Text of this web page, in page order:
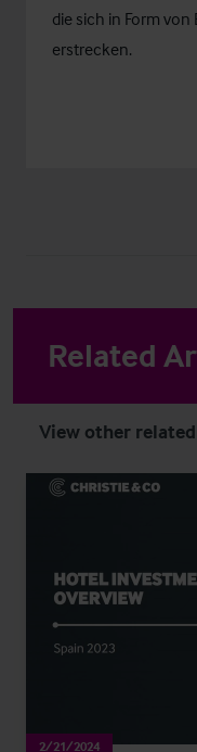
die sich in Form
erstrecken.
Related
View other
2/21/2024